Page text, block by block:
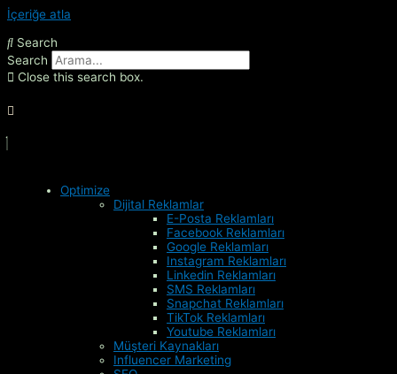
İçeriğe atla
Search
Search
Close this search box.
Optimize
Dijital Reklamlar
E-Posta Reklamları
Facebook Reklamları
Google Reklamları
Instagram Reklamları
Linkedin Reklamları
SMS Reklamları
Snapchat Reklamları
TikTok Reklamları
Youtube Reklamları
Müşteri Kaynakları
Influencer Marketing